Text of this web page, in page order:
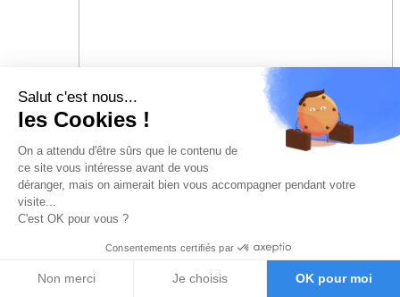
Salut c'est nous...
les Cookies !
On a attendu d'être sûrs que le contenu de
ce site vous intéresse avant de vous
déranger, mais on aimerait bien vous accompagner pendant votre
visite...
C'est OK pour vous ?
Consentements certifiés par
Non merci Je choisis OK pour moi